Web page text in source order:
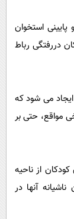
استخوان
دررفتگی رباط
می شود که
مواقع، حتی بر
از ناحیه
آنها در